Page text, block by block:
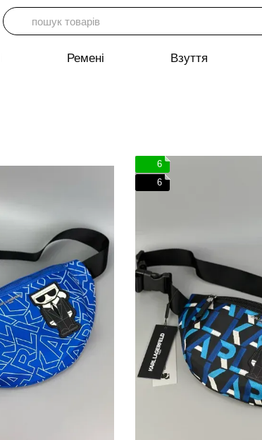
Ремені Взуття
6
6